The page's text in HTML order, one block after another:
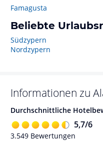
Famagusta
Beliebte
Südzypern
Nordzypern
Informationen zu
Durchschnittliche
5,7/6
3.549 Bewertungen